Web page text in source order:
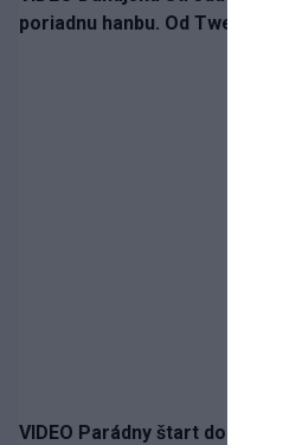
poriadnu hanbu. Od Twente
VIDEO Parádny štart do